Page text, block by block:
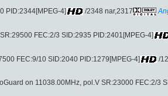
PID:2344[MPEG-4] /2348 nar,2317
FEC:2/3 SID:2935 PID:2401[MPEG-4]
FEC:9/10 SID:2040 PID:1279[MPEG-4] /
on 11038.00MHz, pol.V SR:23000 FEC:2/3